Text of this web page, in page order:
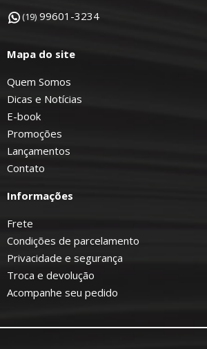
(19) 99601-3234
Mapa do site
Quem Somos
Dicas e Notícias
E-book
Promoções
Lançamentos
Contato
Informações
Frete
Condições de parcelamento
Privacidade e segurança
Troca e devolução
Acompanhe seu pedido